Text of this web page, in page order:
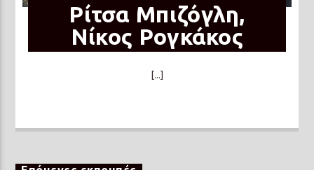
Ρίτσα Μπιζόγλη,
Νίκος Ρογκάκος
[...]